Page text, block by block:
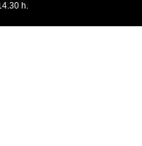
h.